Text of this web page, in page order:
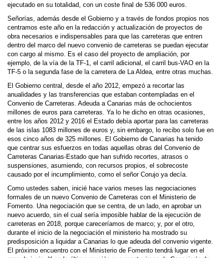
ejecutado en su totalidad, con un coste final de 536 000 euros.
Señorías, además desde el Gobierno y a través de fondos propios nos
centramos este año en la redacción y actualización de proyectos de
obra necesarios e indispensables para que las carreteras que entren
dentro del marco del nuevo convenio de carreteras se puedan ejecutar
con cargo al mismo. Es el caso del proyecto de ampliación, por
ejemplo, de la vía de la TF-1, el carril adicional, el carril bus-VAO en la
TF-5 o la segunda fase de la carretera de La Aldea, entre otras muchas.
El Gobierno central, desde el año 2012, empezó a recortar las
anualidades y las transferencias que estaban contempladas en el
Convenio de Carreteras. Adeuda a Canarias más de ochocientos
millones de euros para carreteras. Ya lo he dicho en otras ocasiones,
entre los años 2012 y 2016 el Estado debía aportar para las carreteras
de las islas 1083 millones de euros y, sin embargo, lo recibo solo fue en
esos cinco años de 325 millones. El Gobierno de Canarias ha tenido
que centrar sus esfuerzos en todas aquellas obras del Convenio de
Carreteras Canarias-Estado que han sufrido recortes, atrasos o
suspensiones, asumiendo, con recursos propios, el sobrecoste
causado por el incumplimiento, como el señor Corujo ya decía.
Como ustedes saben, inicié hace varios meses las negociaciones
formales de un nuevo Convenio de Carreteras con el Ministerio de
Fomento. Una negociación que se centra, de un lado, en aprobar un
nuevo acuerdo, sin el cual sería imposible hablar de la ejecución de
carreteras en 2018, porque careceríamos de marco; y, por el otro,
durante el inicio de la negociación el ministerio ha mostrado su
predisposición a liquidar a Canarias lo que adeuda del convenio vigente.
El próximo encuentro con el Ministerio de Fomento tendrá lugar en el